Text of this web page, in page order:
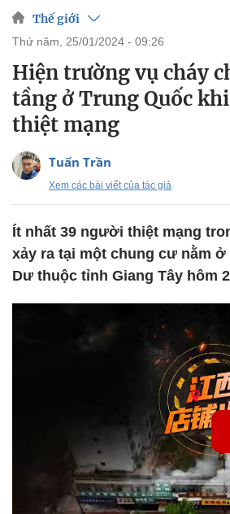
Thế giới
thứ năm, 25/01/2024 - 09:26
Hiện trường vụ cháy
tầng ở Trung Quốc
thiệt mạng
Tuấn Trần
Xem các bài viết của tác giả
Ít nhất 39 người thiệt mạng
xảy ra tại một chung cư nằm ở
Dư thuộc tỉnh Giang Tây hôm